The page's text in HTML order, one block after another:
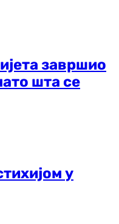
завршио
шта се
у